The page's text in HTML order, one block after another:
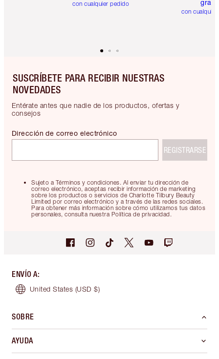
con cualquier pedido
gratis
con
SUSCRÍBETE PARA RECIBIR NUESTRAS
NOVEDADES
Entérate antes que nadie de los productos, ofertas y
consejos
Sujeto a Términos y condiciones. Al enviar tu dirección de
correo electrónico, aceptas recibir información de marketing
sobre los productos o servicios de Charlotte Tilbury Beauty
Limited por correo electrónico y a través de las redes sociales.
Para obtener más información sobre cómo utilizamos tus datos
personales, consulta nuestra Política de privacidad.
Dirección de correo electrónico
REGISTRARSE
ENVÍO A:
United States (USD $)
SOBRE
AYUDA